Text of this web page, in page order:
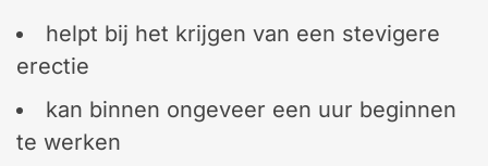
helpt bij het krijgen van een stevigere
erectie
kan binnen ongeveer een uur beginnen
te werken